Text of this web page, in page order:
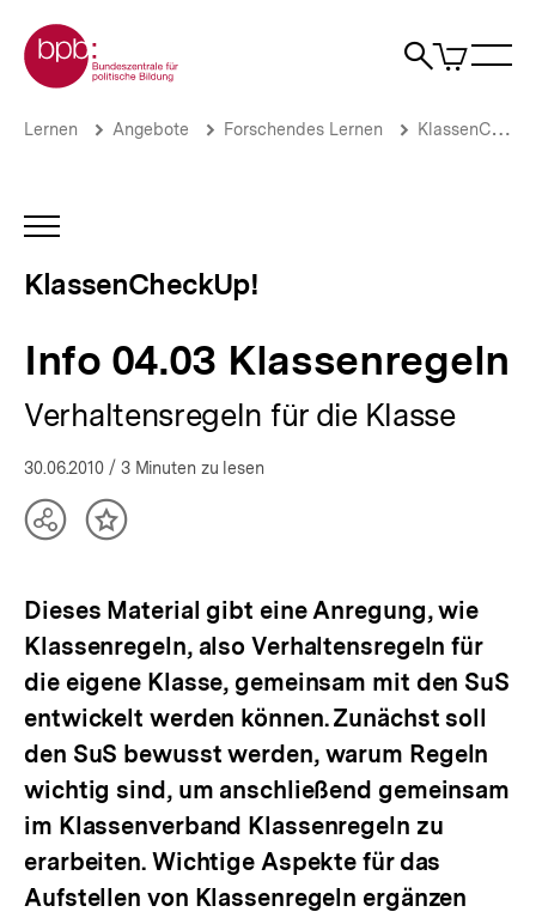
zum
Seiteninhalt
springen
Zur Startseite der bpb
Suche
Artikel
im
Info
KlassenCheckUp!
bpb.de
Brotkrümelnavigation
Pfadnavigation
Lernen Angebote Forschendes Lernen KlassenCheckUp!
INHALTSNAVIGATION
KlassenCheckUp!
Info 04.03 Klassenregeln
Verhaltensregeln für die Klasse
30.06.2010 / 3 Minuten zu lesen
TeilenInhalt
Dieses Material gibt eine Anregung, wie
Klassenregeln, also Verhaltensregeln für
die eigene Klasse, gemeinsam mit den SuS
entwickelt werden können. Zunächst soll
den SuS bewusst werden, warum Regeln
wichtig sind, um anschließend gemeinsam
im Klassenverband Klassenregeln zu
erarbeiten. Wichtige Aspekte für das
Aufstellen von Klassenregeln ergänzen